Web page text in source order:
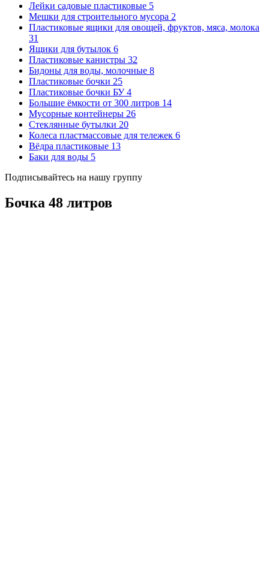
Лейки садовые пластиковые 5
Мешки для строительного мусора 2
Пластиковые ящики для овощей, фруктов, мяса, молока
31
Ящики для бутылок 6
Пластиковые канистры 32
Бидоны для воды, молочные 8
Пластиковые бочки 25
Пластиковые бочки БУ4
Большие ёмкости от 300 литров 14
Мусорные контейнеры 26
Стеклянные бутылки 20
Колеса пластмассовые для тележек 6
Вёдра пластиковые 13
Баки для воды 5
Подписывайтесь на нашу группу
Бочка 48 литров